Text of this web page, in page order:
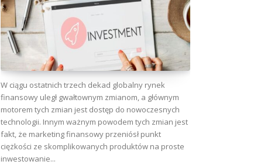
W ciągu ostatnich trzech dekad globalny rynek
finansowy uległ gwałtownym zmianom, a głównym
motorem tych zmian jest dostęp do nowoczesnych
technologii. Innym ważnym powodem tych zmian jest
fakt, że marketing finansowy przeniósł punkt
ciężkości ze skomplikowanych produktów na proste
inwestowanie...